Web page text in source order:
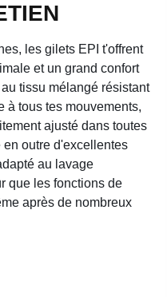
les gilets EPI t'offrent
et un grand confort
tissu mélangé résistant
à tous tes mouvements,
ajusté dans toutes
en outre d'excellentes
au lavage
que les fonctions de
après de nombreux